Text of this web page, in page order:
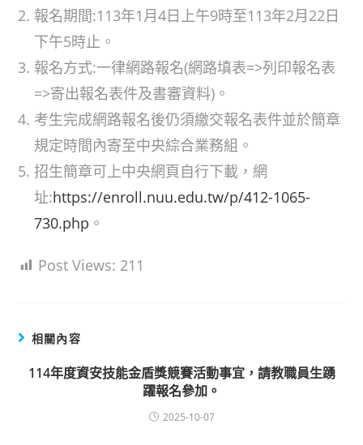
報名期間:113年1月4日上午9時至113年2月22日
下午5時止。
報名方式:一律網路報名(網路填表=>列印報名表
=>寄出報名表件及書審資料)。
考生完成網路報名後仍須繳交報名表件並於簡章
規定時間內寄至中央綜合業務組。
招生簡章可上中央網頁自行下載，網
址:https://enroll.nuu.edu.tw/p/412-1065-
730.php 。
Post Views: 211
相關內容
114年度資安技能金盾獎競賽活動事宜，請教職員生踴
躍報名參加。
2025-10-07